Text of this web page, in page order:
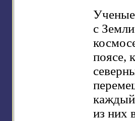
Ученые
с
поясе,
каждый
из них